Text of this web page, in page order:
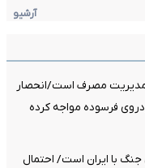
آرشیو
مدیریت مصرف است/انحصار
را با بیش از ۵۰ هزار خودروی فرسوده مواجه کرده
با ایران است/ احتمال